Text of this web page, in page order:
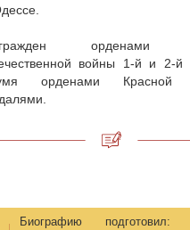
орденами
войны 1-й и 2-й
орденами Красной
Биографию подготовил: